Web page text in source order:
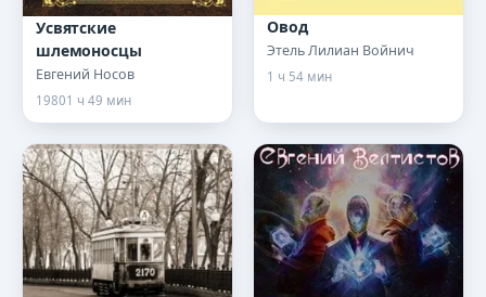
Усвятские
шлемоносцы
Евгений Носов
19801 ч 49 мин
Овод
Этель Лилиан Войнич
1 ч 54 мин